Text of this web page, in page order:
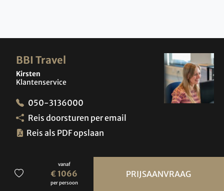
Keflavik
BBI Travel
Kirsten
Klantenservice
050-3136000
Reis doorsturen per email
Reis als PDF opslaan
vanaf
€ 1066
per persoon
PRIJSAANVRAAG